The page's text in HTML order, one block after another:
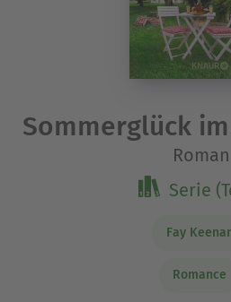
Sommerglück
Roman
Serie
Fay
Romance